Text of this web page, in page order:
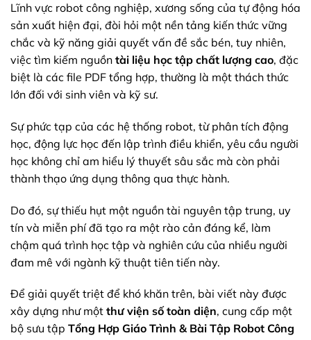
Lĩnh vực robot công nghiệp, xương sống của tự động hóa
sản xuất hiện đại, đòi hỏi một nền tảng kiến thức vững
chắc và kỹ năng giải quyết vấn đề sắc bén, tuy nhiên,
việc tìm kiếm nguồn tài liệu học tập chất lượng cao, đặc
biệt là các file PDF tổng hợp, thường là một thách thức
lớn đối với sinh viên và kỹ sư.
Sự phức tạp của các hệ thống robot, từ phân tích động
học, động lực học đến lập trình điều khiển, yêu cầu người
học không chỉ am hiểu lý thuyết sâu sắc mà còn phải
thành thạo ứng dụng thông qua thực hành.
Do đó, sự thiếu hụt một nguồn tài nguyên tập trung, uy
tín và miễn phí đã tạo ra một rào cản đáng kể, làm
chậm quá trình học tập và nghiên cứu của nhiều người
đam mê với ngành kỹ thuật tiên tiến này.
Để giải quyết triệt để khó khăn trên, bài viết này được
xây dựng như một thư viện số toàn diện, cung cấp một
bộ sưu tập Tổng Hợp Giáo Trình & Bài Tập Robot Công